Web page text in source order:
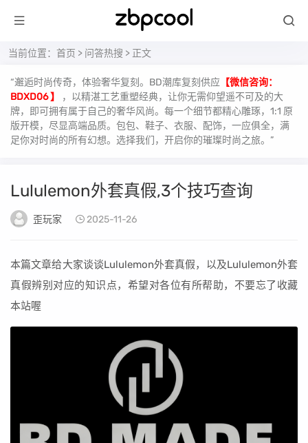
当前位置： 首页 > 问答热搜 > 正文
“邂逅时尚传奇，体验奢华复刻。BD潮库复刻供应 【微信咨询：
BDXD06 】
，以精湛工艺重塑经典，让你无需仰望遥不可及的大
牌，即可拥有属于自己的奢华风尚。每一个细节都精心雕琢，1:1 原
版开模，尽显高端品质。包包、鞋子、衣服、配饰，一应俱全，满
足你对时尚的所有幻想。选择我们，开启你的璀璨时尚之旅。”
Lululemon外套真假,3个技巧查询
歪玩家 2025-11-26
本篇文章给大家谈谈Lululemon外套真假，以及Lululemon外套
真假辨别对应的知识点，希望对各位有所帮助，不要忘了收藏
本站喔